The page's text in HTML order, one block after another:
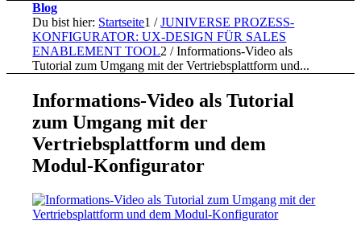
Blog
Du bist hier: Startseite1 / JUNIVERSE PROZESS-
KONFIGURATOR: UX-DESIGN FÜR SALES
ENABLEMENT TOOL2 / Informations-Video als
Tutorial zum Umgang mit der Vertriebsplattform und...
Informations-Video als Tutorial
zum Umgang mit der
Vertriebsplattform und dem
Modul-Konfigurator